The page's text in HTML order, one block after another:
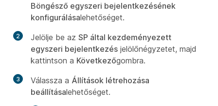
Böngésző egyszeri bejelentkezésének
konfigurálásalehetőséget.
2 Jelölje be az SP által kezdeményezett
egyszeri bejelentkezés jelölőnégyzetet, majd
kattintson a Következőgombra.
3 Válassza a Állítások létrehozása
beállításalehetőséget.